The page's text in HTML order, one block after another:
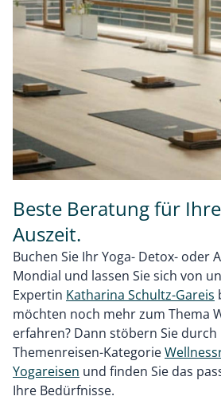
Beste Beratung für
Auszeit.
Buchen Sie Ihr Yoga- Detox- oder
Mondial und lassen Sie sich von
Expertin Katharina Schultz-Gareis
möchten noch mehr zum Thema
erfahren? Dann stöbern Sie
Themenreisen-Kategorie
Yogareisen und finden Sie das
Ihre Bedürfnisse.